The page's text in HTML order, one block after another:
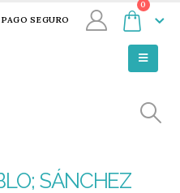
PAGO SEGURO
0
SÁNCHEZ